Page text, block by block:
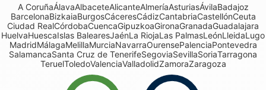
A CoruñaÁlavaAlbaceteAlicanteAlmeríaAsturiasÁvilaBadajoz
BarcelonaBizkaiaBurgosCáceresCádizCantabriaCastellónCeuta
Ciudad RealCórdobaCuencaGipuzkoaGironaGranadaGuadalajara
HuelvaHuescaIslas BalearesJaénLa RiojaLas PalmasLeónLleidaLugo
MadridMálagaMelillaMurciaNavarraOurensePalenciaPontevedra
SalamancaSanta Cruz de TenerifeSegoviaSevillaSoriaTarragona
TeruelToledoValenciaValladolidZamoraZaragoza